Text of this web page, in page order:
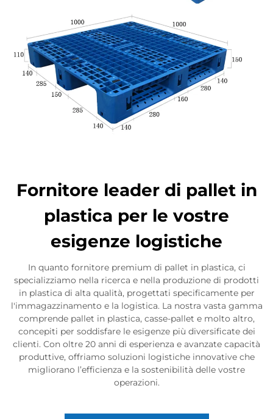
Fornitore leader di pallet in
plastica per le vostre
esigenze logistiche
In quanto fornitore premium di pallet in plastica, ci
specializziamo nella ricerca e nella produzione di prodotti
in plastica di alta qualità, progettati specificamente per
l'immagazzinamento e la logistica. La nostra vasta gamma
comprende pallet in plastica, casse-pallet e molto altro,
concepiti per soddisfare le esigenze più diversificate dei
clienti. Con oltre 20 anni di esperienza e avanzate capacità
produttive, offriamo soluzioni logistiche innovative che
migliorano l’efficienza e la sostenibilità delle vostre
operazioni.